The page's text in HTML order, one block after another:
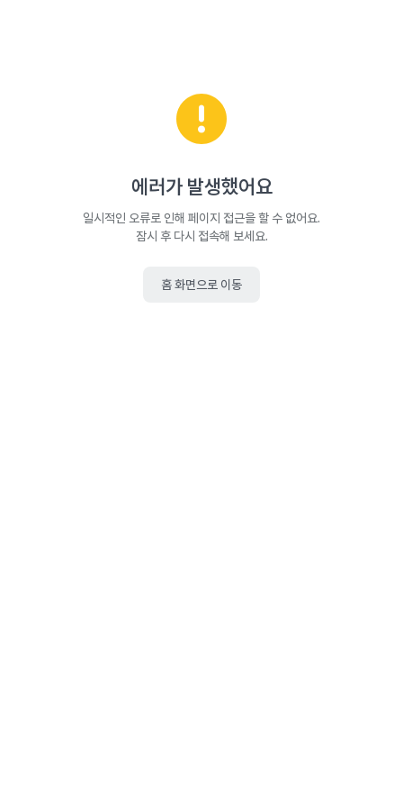
에러가 발생했어요
일시적인 오류로 인해 페이지 접근을 할 수 없어요.
잠시 후 다시 접속해 보세요.
홈 화면으로 이동